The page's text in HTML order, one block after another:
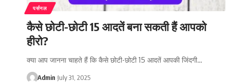
पर्सनल
कैसे छोटी-छोटी 15 आदतें बना सकती हैं आपको
हीरो?
क्या आप जानना चाहते हैं कि कैसे छोटी-छोटी 15 आदतें आपकी जिंदगी…
Admin July 31, 2025